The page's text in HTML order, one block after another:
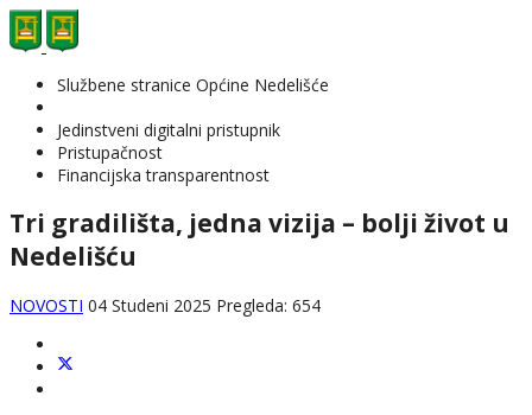
Službene stranice Općine Nedelišće
Jedinstveni digitalni pristupnik
Pristupačnost
Financijska transparentnost
Tri gradilišta, jedna vizija – bolji život u
Nedelišću
NOVOSTI 04 Studeni 2025 Pregleda: 654